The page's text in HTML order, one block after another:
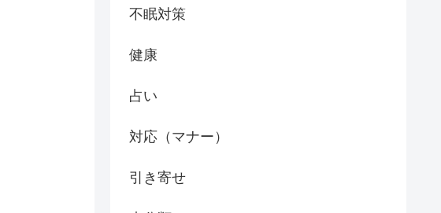
不眠対策
健康
占い
対応（マナー）
引き寄せ